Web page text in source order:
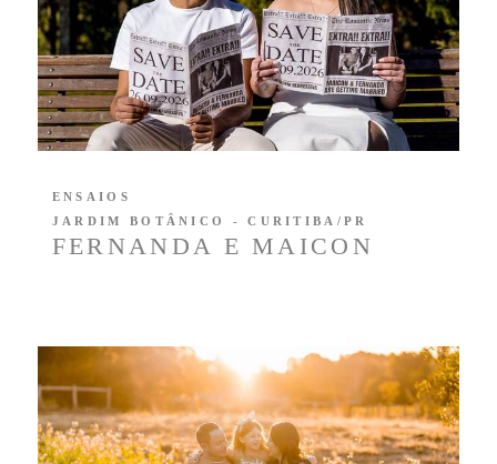
FERNANDA E MAICON
ENSAIOS
JARDIM BOTÂNICO - CURITIBA/PR